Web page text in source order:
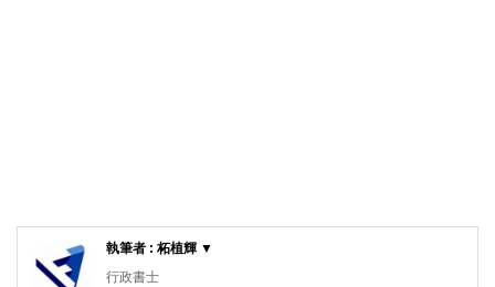
執筆者 : 柘植輝 ▼
行政書士